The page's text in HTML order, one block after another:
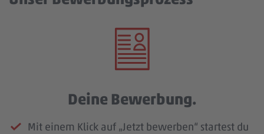
Deine Bewerbung.
Mit einem Klick auf „Jetzt bewerben“ startest du